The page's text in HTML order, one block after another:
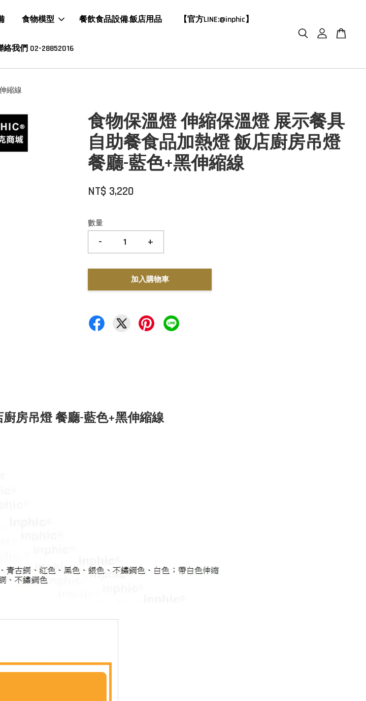
食物模型 餐飲食品設備.飯店用品 【官方LINE:@inphic】
絡我們 02-28852016
縮線
食物保溫燈 伸縮保溫燈 展示餐具
自助餐食品加熱燈 飯店廚房吊燈
餐廳-藍色+黑伸縮線
NT$ 3,220
數量
- +
加入購物車
房吊燈 餐廳-藍色+黑伸縮線